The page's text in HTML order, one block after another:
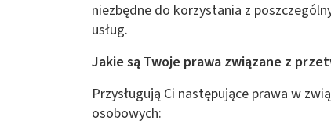
niezbędne do korzystania z
usług.
Jakie są Twoje prawa związane z
Przysługują Ci następujące prawa w
osobowych: